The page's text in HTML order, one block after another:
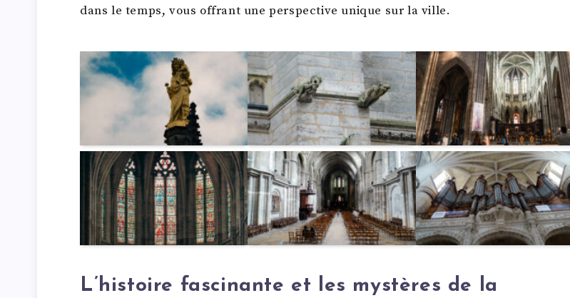
dans le temps, vous offrant une perspective unique sur la ville.
L’histoire fascinante et les mystères de la